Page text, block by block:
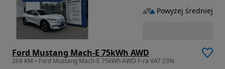
Ford Mustang Mach-E 75kWh AWD
269 KM • Ford Mustang Mach-E 75kWh AWD F-ra VAT 23%
Powyżej średniej